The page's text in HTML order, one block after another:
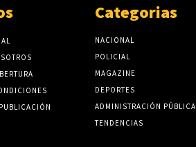
Categorias
NACIONAL
POLICIAL
MAGAZINE
DEPORTES
ADMINISTRACIÓN PÚBLICA
TENDENCIAS